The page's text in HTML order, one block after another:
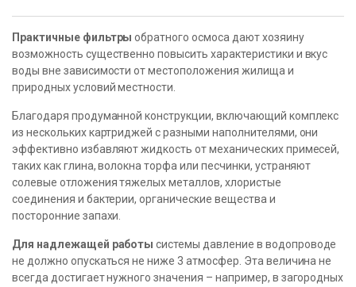
Практичные фильтры обратного осмоса дают хозяину
возможность существенно повысить характеристики и вкус
воды вне зависимости от местоположения жилища и
природных условий местности.
Благодаря продуманной конструкции, включающий комплекс
из нескольких картриджей с разными наполнителями, они
эффективно избавляют жидкость от механических примесей,
таких как глина, волокна торфа или песчинки, устраняют
солевые отложения тяжелых металлов, хлористые
соединения и бактерии, органические вещества и
посторонние запахи.
Для надлежащей работы системы давление в водопроводе
не должно опускаться не ниже 3 атмосфер. Эта величина не
всегда достигает нужного значения – например, в загородных